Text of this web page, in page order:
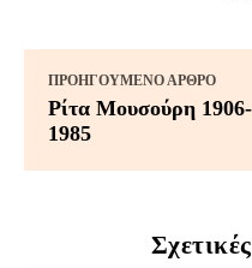
ΠΡΟΗΓΟΎΜΕΝΟ ΆΡΘΡΟ
Ρίτα Μουσούρη 1906-
1985